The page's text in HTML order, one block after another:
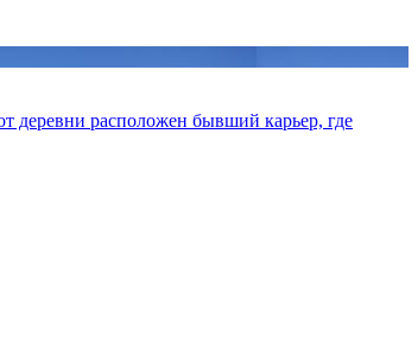
деревни расположен бывший карьер, где